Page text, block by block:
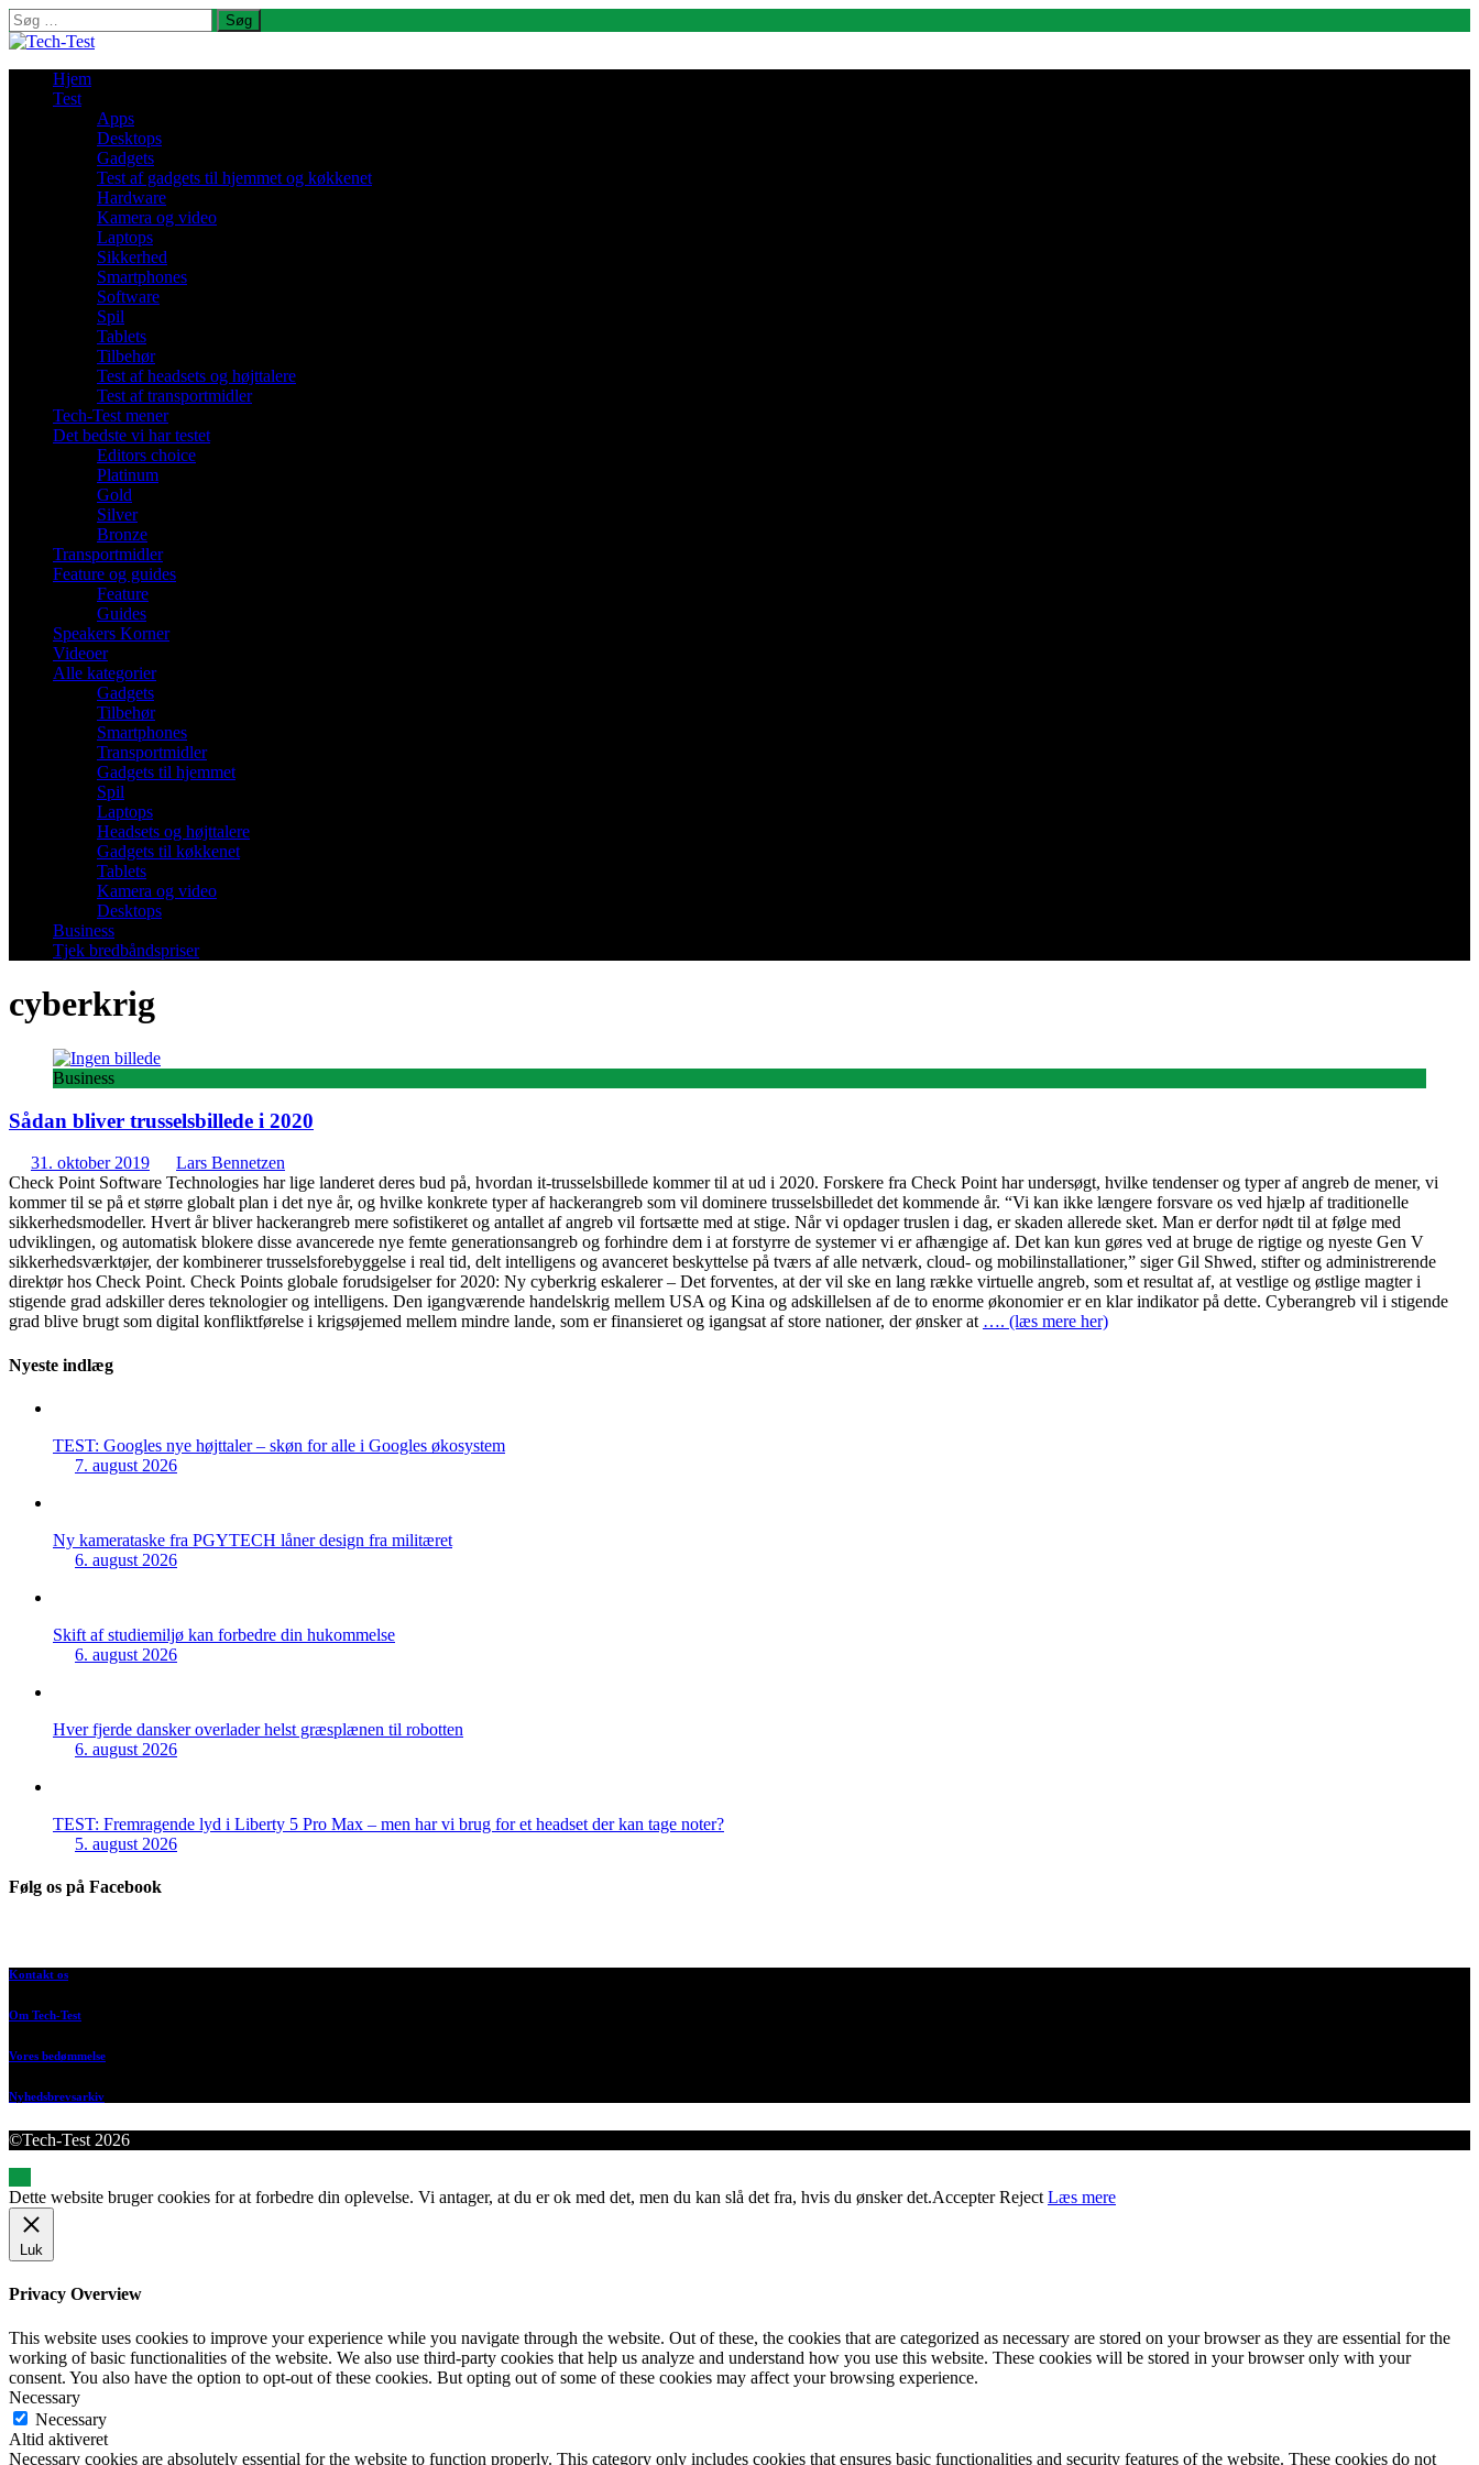
Søg
efter:
Hjem
Test
Apps
Desktops
Gadgets
Test af gadgets til hjemmet og køkkenet
Hardware
Kamera og video
Laptops
Sikkerhed
Smartphones
Software
Spil
Tablets
Tilbehør
Test af headsets og højttalere
Test af transportmidler
Tech-Test mener
Det bedste vi har testet
Editors choice
Platinum
Gold
Silver
Bronze
Transportmidler
Feature og guides
Feature
Guides
Speakers Korner
Videoer
Alle kategorier
Gadgets
Tilbehør
Smartphones
Transportmidler
Gadgets til hjemmet
Spil
Laptops
Headsets og højttalere
Gadgets til køkkenet
Tablets
Kamera og video
Desktops
Business
Tjek bredbåndspriser
cyberkrig
Business
Sådan bliver trusselsbillede i 2020
31. oktober 2019
Lars Bennetzen
Check Point Software Technologies har lige landeret deres bud på, hvordan it-trusselsbillede kommer til at ud i 2020. Forskere fra Check Point har undersøgt, hvilke tendenser og typer af angreb de mener, vi
kommer til se på et større globalt plan i det nye år, og hvilke konkrete typer af hackerangreb som vil dominere trusselsbilledet det kommende år. “Vi kan ikke længere forsvare os ved hjælp af traditionelle
sikkerhedsmodeller. Hvert år bliver hackerangreb mere sofistikeret og antallet af angreb vil fortsætte med at stige. Når vi opdager truslen i dag, er skaden allerede sket. Man er derfor nødt til at følge med
udviklingen, og automatisk blokere disse avancerede nye femte generationsangreb og forhindre dem i at forstyrre de systemer vi er afhængige af. Det kan kun gøres ved at bruge de rigtige og nyeste Gen V
sikkerhedsværktøjer, der kombinerer trusselsforebyggelse i real tid, delt intelligens og avanceret beskyttelse på tværs af alle netværk, cloud- og mobilinstallationer,” siger Gil Shwed, stifter og administrerende
direktør hos Check Point. Check Points globale forudsigelser for 2020: Ny cyberkrig eskalerer – Det forventes, at der vil ske en lang række virtuelle angreb, som et resultat af, at vestlige og østlige magter i
stigende grad adskiller deres teknologier og intelligens. Den igangværende handelskrig mellem USA og Kina og adskillelsen af de to enorme økonomier er en klar indikator på dette. Cyberangreb vil i stigende
grad blive brugt som digital konfliktførelse i krigsøjemed mellem mindre lande, som er finansieret og igangsat af store nationer, der ønsker at …. (læs mere her)
Nyeste indlæg
TEST: Googles nye højttaler – skøn for alle i Googles økosystem
7. august 2026
Ny kamerataske fra PGYTECH låner design fra militæret
6. august 2026
Skift af studiemiljø kan forbedre din hukommelse
6. august 2026
Hver fjerde dansker overlader helst græsplænen til robotten
6. august 2026
TEST: Fremragende lyd i Liberty 5 Pro Max – men har vi brug for et headset der kan tage noter?
5. august 2026
Følg os på Facebook
Kontakt os
Om Tech-Test
Vores bedømmelse
Nyhedsbrevsarkiv
©Tech-Test 2026
Dette website bruger cookies for at forbedre din oplevelse. Vi antager, at du er ok med det, men du kan slå det fra, hvis du ønsker det.Accepter Reject Læs mere
Luk
Privacy Overview
This website uses cookies to improve your experience while you navigate through the website. Out of these, the cookies that are categorized as necessary are stored on your browser as they are essential for the
working of basic functionalities of the website. We also use third-party cookies that help us analyze and understand how you use this website. These cookies will be stored in your browser only with your
consent. You also have the option to opt-out of these cookies. But opting out of some of these cookies may affect your browsing experience.
Necessary
Necessary
Altid aktiveret
Necessary cookies are absolutely essential for the website to function properly. This category only includes cookies that ensures basic functionalities and security features of the website. These cookies do not